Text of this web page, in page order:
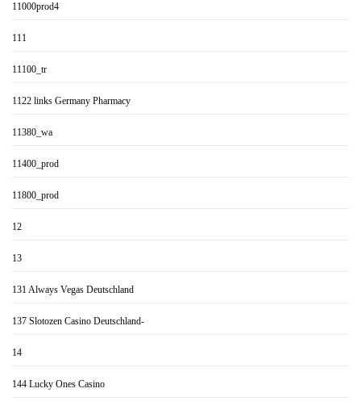
11000prod4
111
11100_tr
1122 links Germany Pharmacy
11380_wa
11400_prod
11800_prod
12
13
131 Always Vegas Deutschland
137 Slotozen Casino Deutschland-
14
144 Lucky Ones Casino